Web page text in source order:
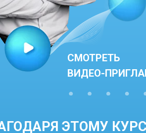
СМОТРЕТЬ
ВИДЕО-
ЭТОМУ